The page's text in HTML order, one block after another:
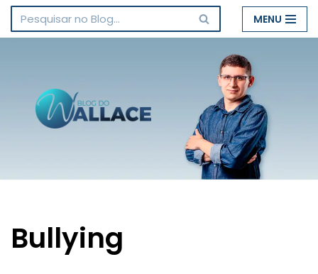
Pular
conteúdo
MENU
Bullying